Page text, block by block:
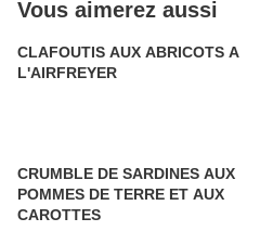
Vous aimerez aussi
CLAFOUTIS AUX ABRICOTS A
L'AIRFREYER
CRUMBLE DE SARDINES AUX
POMMES DE TERRE ET AUX
CAROTTES